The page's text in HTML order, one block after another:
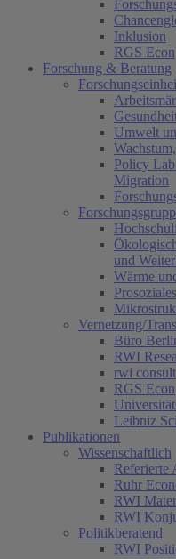
Inklusion
RGS Econ
Forschung & Beratung
Umwelt
Policy
Migration
und
Wärme
Vernetzung/
Büro
RWI
rwi consult
RGS Econ
Leibniz
Publikationen
Wissenschaftlich
Referierte
Ruhr
RWI
RWI
Politikberatend
RWI